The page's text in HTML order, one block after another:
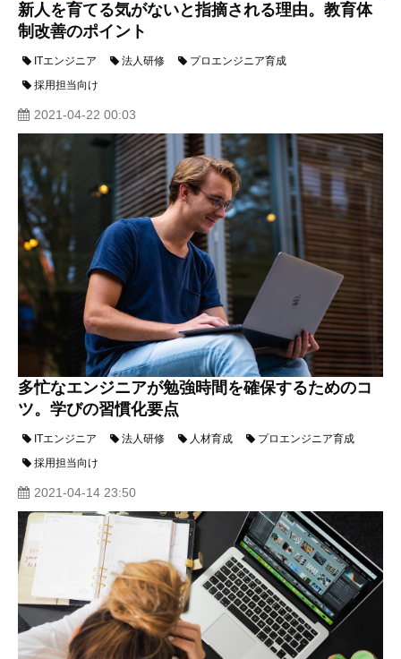
新人を育てる気がないと指摘される理由。教育体
制改善のポイント
ITエンジニア 法人研修
プロエンジニア育成
採用担当向け
2021-04-22 00:03
多忙なエンジニアが勉強時間を確保するためのコ
ツ。学びの習慣化要点
ITエンジニア 法人研修 人材育成
プロエンジニア育成
採用担当向け
2021-04-14 23:50